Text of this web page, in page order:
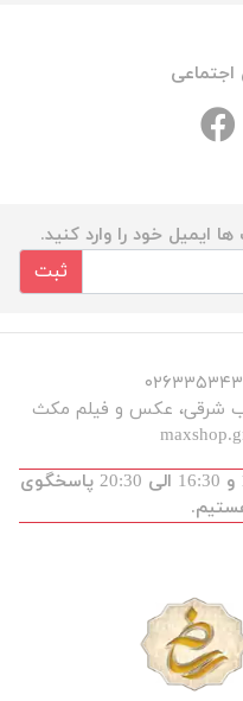
ایمیل خود را وارد کنید.
ثبت
شنبه تا پنجشنبه از ساعت 9 الی 13 و 16:30 الی 20:30 پاسخگوی